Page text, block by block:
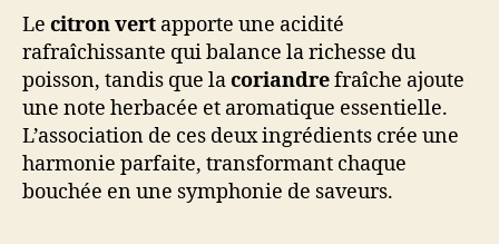
Le citron vert apporte une acidité
rafraîchissante qui balance la richesse du
poisson, tandis que lacoriandrefraîche ajoute
une note herbacée et aromatique essentielle.
L’association de ces deux ingrédients crée une
harmonie parfaite, transformant chaque
bouchée en une symphonie de saveurs.